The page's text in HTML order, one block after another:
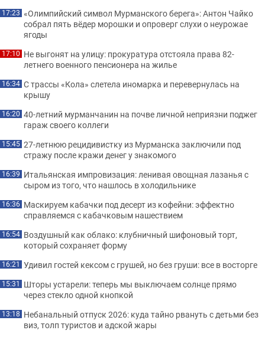
17:23 «Олимпийский символ Мурманского берега»: Антон Чайко
собрал пять вёдер морошки и опроверг слухи о неурожае
ягоды
17:10 Не выгонят на улицу: прокуратура отстояла права 82-
летнего военного пенсионера на жилье
16:34 С трассы «Кола» слетела иномарка и перевернулась на
крышу
16:20 40-летний мурманчанин на почве личной неприязни поджег
гараж своего коллеги
15:45 27-летнюю рецидивистку из Мурманска заключили под
стражу после кражи денег у знакомого
16:39 Итальянская импровизация: ленивая овощная лазанья с
сыром из того, что нашлось в холодильнике
16:36 Маскируем кабачки под десерт из кофейни: эффектно
справляемся с кабачковым нашествием
16:54 Воздушный как облако: клубничный шифоновый торт,
который сохраняет форму
16:21 Удивил гостей кексом с грушей, но без груши: все в восторге
15:31 Шторы устарели: теперь мы выключаем солнце прямо
через стекло одной кнопкой
13:18 Небанальный отпуск 2026: куда тайно рвануть с детьми без
виз, толп туристов и адской жары